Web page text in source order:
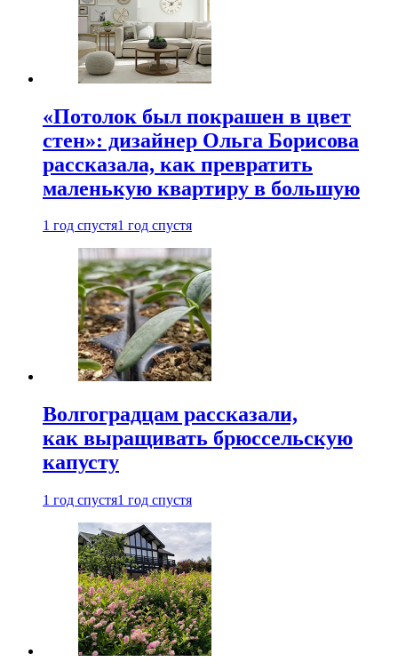
«Потолок был покрашен в цвет
стен»: дизайнер Ольга Борисова
рассказала, как превратить
маленькую квартиру в большую
1 год спустя1 год спустя
Волгоградцам рассказали,
как выращивать брюссельскую
капусту
1 год спустя1 год спустя